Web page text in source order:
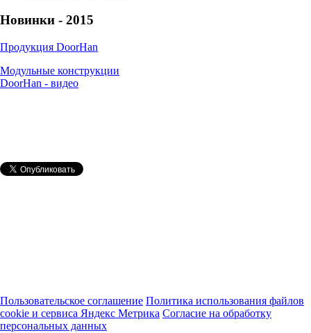
Новинки - 2015
Продукция DoorHan
Модульные конструкции
DoorHan - видео
Пользовательское соглашение Политика использования файлов
cookie и сервиса Яндекс Метрика Согласие на обработку
персональных данных